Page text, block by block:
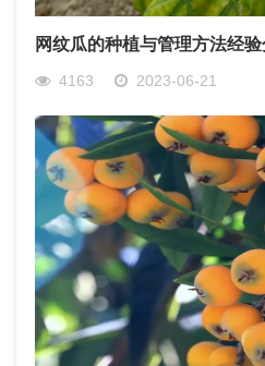
网纹瓜的种植与管理方法经
4163 2023-06-21